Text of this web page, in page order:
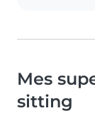
Mes
sitting